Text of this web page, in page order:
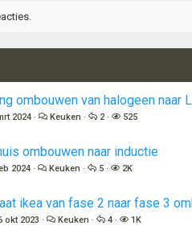
ombouwen van halogeen naar
2024 Keuken 2 525
ombouwen naar inductie
2024 Keuken 5 2K
ikea van fase 2 naar fase 3
okt 2023 Keuken 4 1K